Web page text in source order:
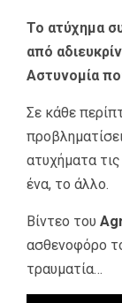
Το ατύχημα
από
Αστυνομία
Σε κάθε
ατυχήματα
ένα, το άλλο.
Βίντεο του
ασθενοφόρο
τραυματία…